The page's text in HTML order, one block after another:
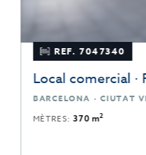
REF. 7047340
Local comercial ·
BARCELONA · CIUTAT
MÈTRES: 370 m2